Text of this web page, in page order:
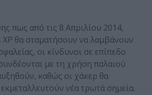
πως από τις 8 Απριλίου 2014,
θα σταματήσουν να λαμβάνουν
οι κίνδυνοι σε επίπεδο
με τη χρήση παλαιού
καθώς οι χάκερ θα
νέα τρωτά σημεία.